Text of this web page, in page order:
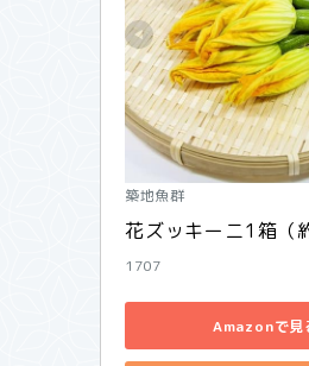
築地魚群
花ズッキーニ1箱（
1707
Amazonで見